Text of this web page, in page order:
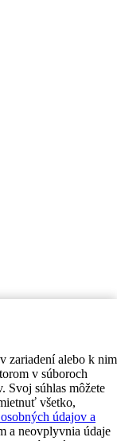
zariadení alebo k nim
v súboroch
Svoj súhlas môžete
všetko,
údajov a
a neovplyvnia údaje